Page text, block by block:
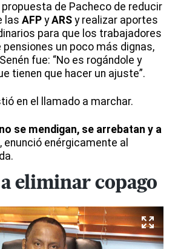
propuesta de Pacheco de reducir
las AFP yARS y realizar aportes
para que los trabajadores
pensiones un poco más dignas,
fue: “No es rogándole y
tienen que hacer un ajuste”.
en el llamado a marchar.
se mendigan, se arrebatan y a
enunció enérgicamente al
eliminar copago